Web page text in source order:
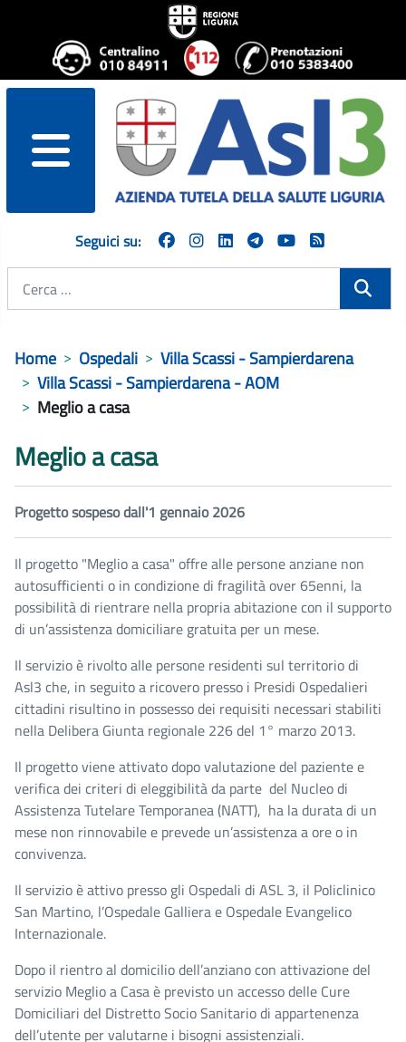
menu
Seguici su:
Home Ospedali
Villa Scassi - Sampierdarena
Villa Scassi - Sampierdarena - AOM
Meglio a casa
Meglio a casa
Progetto sospeso dall'1 gennaio 2026
Il progetto "Meglio a casa" offre alle persone anziane non
autosufficienti o in condizione di fragilità over 65enni, la
possibilità di rientrare nella propria abitazione con il supporto
di un’assistenza domiciliare gratuita per un mese.
Il servizio è rivolto alle persone residenti sul territorio di
Asl3 che, in seguito a ricovero presso i Presidi Ospedalieri
cittadini risultino in possesso dei requisiti necessari stabiliti
nella Delibera Giunta regionale 226 del 1° marzo 2013.
Il progetto viene attivato dopo valutazione del paziente e
verifica dei criteri di eleggibilità da parte del Nucleo di
Assistenza Tutelare Temporanea (NATT), ha la durata di un
mese non rinnovabile e prevede un’assistenza a ore o in
convivenza.
Il servizio è attivo presso gli Ospedali di ASL 3, il Policlinico
San Martino, l’Ospedale Galliera e Ospedale Evangelico
Internazionale.
Dopo il rientro al domicilio dell’anziano con attivazione del
servizio Meglio a Casa è previsto un accesso delle Cure
Domiciliari del Distretto Socio Sanitario di appartenenza
dell’utente per valutarne i bisogni assistenziali.